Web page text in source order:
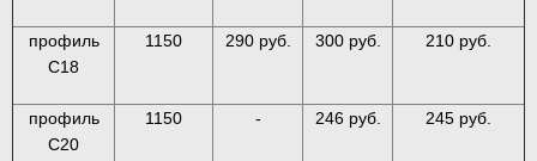
профиль
С18
1150 290 руб. 300 руб. 210 руб.
профиль
С20
1150 - 246 руб. 245 руб.